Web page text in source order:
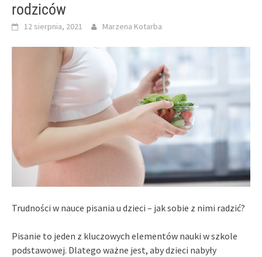
rodziców
12 sierpnia, 2021 Marzena Kotarba
Trudności w nauce pisania u dzieci – jak sobie z nimi radzić?
Pisanie to jeden z kluczowych elementów nauki w szkole
podstawowej. Dlatego ważne jest, aby dzieci nabyły